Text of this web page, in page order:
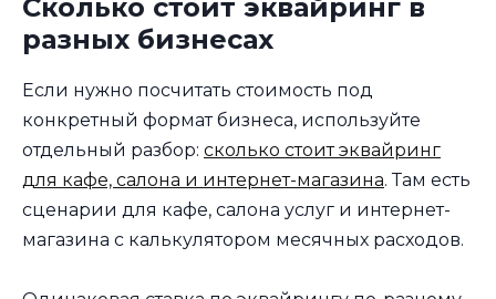
Сколько стоит эквайринг в
разных бизнесах
Если нужно посчитать стоимость под
конкретный формат бизнеса, используйте
отдельный разбор: сколько стоит эквайринг
для кафе, салона и интернет-магазина. Там есть
сценарии для кафе, салона услуг и интернет-
магазина с калькулятором месячных расходов.